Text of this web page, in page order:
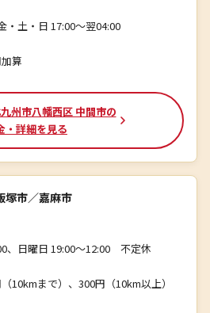
・土・日 17:00～翌04:00
算
州市八幡西区 中間市の
・詳細を見る
塚市／嘉麻市
、日曜日 19:00～12:00 不定休
10kmまで）、300円（10km以上）